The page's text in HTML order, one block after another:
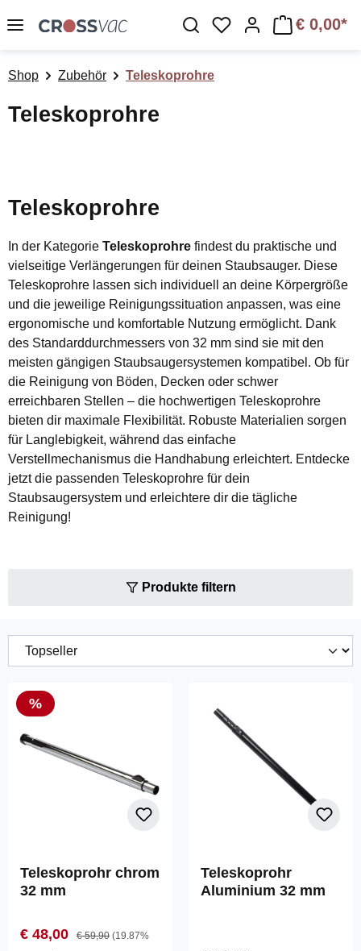
Zum Hauptinhalt springen Du hast 0 Produkte
€ 0,00*
Shop Zubehör Teleskoprohre
Teleskoprohre
Teleskoprohre
In der Kategorie Teleskoprohre findest du praktische und
vielseitige Verlängerungen für deinen Staubsauger. Diese
Teleskoprohre lassen sich individuell an deine Körpergröße
und die jeweilige Reinigungssituation anpassen, was eine
ergonomische und komfortable Nutzung ermöglicht. Dank
des Standarddurchmessers von 32 mm sind sie mit den
meisten gängigen Staubsaugersystemen kompatibel. Ob für
die Reinigung von Böden, Decken oder schwer
erreichbaren Stellen – die hochwertigen Teleskoprohre
bieten dir maximale Flexibilität. Robuste Materialien sorgen
für Langlebigkeit, während das einfache
Verstellmechanismus die Handhabung erleichtert. Entdecke
jetzt die passenden Teleskoprohre für dein
Staubsaugersystem und erleichtere dir die tägliche
Reinigung!
Produkte filtern
Rabatt
%
Teleskoprohr chrom
32 mm
Verkaufspreis:
€ 48,00 Regulärer Preis:
€ 59,90 (19.87%
Teleskoprohr
Aluminium 32 mm